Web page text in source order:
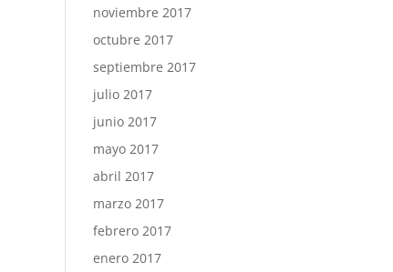
noviembre 2017
octubre 2017
septiembre 2017
julio 2017
junio 2017
mayo 2017
abril 2017
marzo 2017
febrero 2017
enero 2017